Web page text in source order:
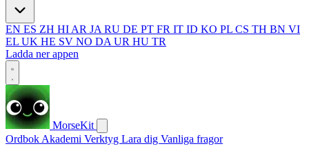
EN ES ZH HI AR JA RU DE PT FR IT ID KO PL CS TH BN VI
EL UK HE SV NO DA UR HU TR
Ladda ner appen
MorseKit
Ordbok Akademi Verktyg Lara dig Vanliga fragor